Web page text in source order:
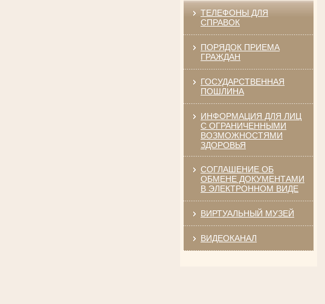
Председатель Губкинского районного
суда
в период с 1965 по 1984 гг.
Винник Евдокия Трофимовна
Великой Отечественной войны
ТЕЛЕФОНЫ ДЛЯ
СПРАВОК
ПОРЯДОК ПРИЕМА
ГРАЖДАН
ГОСУДАРСТВЕННАЯ
ПОШЛИНА
ИНФОРМАЦИЯ ДЛЯ ЛИЦ
С ОГРАНИЧЕННЫМИ
ВОЗМОЖНОСТЯМИ
ЗДОРОВЬЯ
СОГЛАШЕНИЕ ОБ
ОБМЕНЕ ДОКУМЕНТАМИ
В ЭЛЕКТРОННОМ ВИДЕ
ВИРТУАЛЬНЫЙ МУЗЕЙ
ВИДЕОКАНАЛ